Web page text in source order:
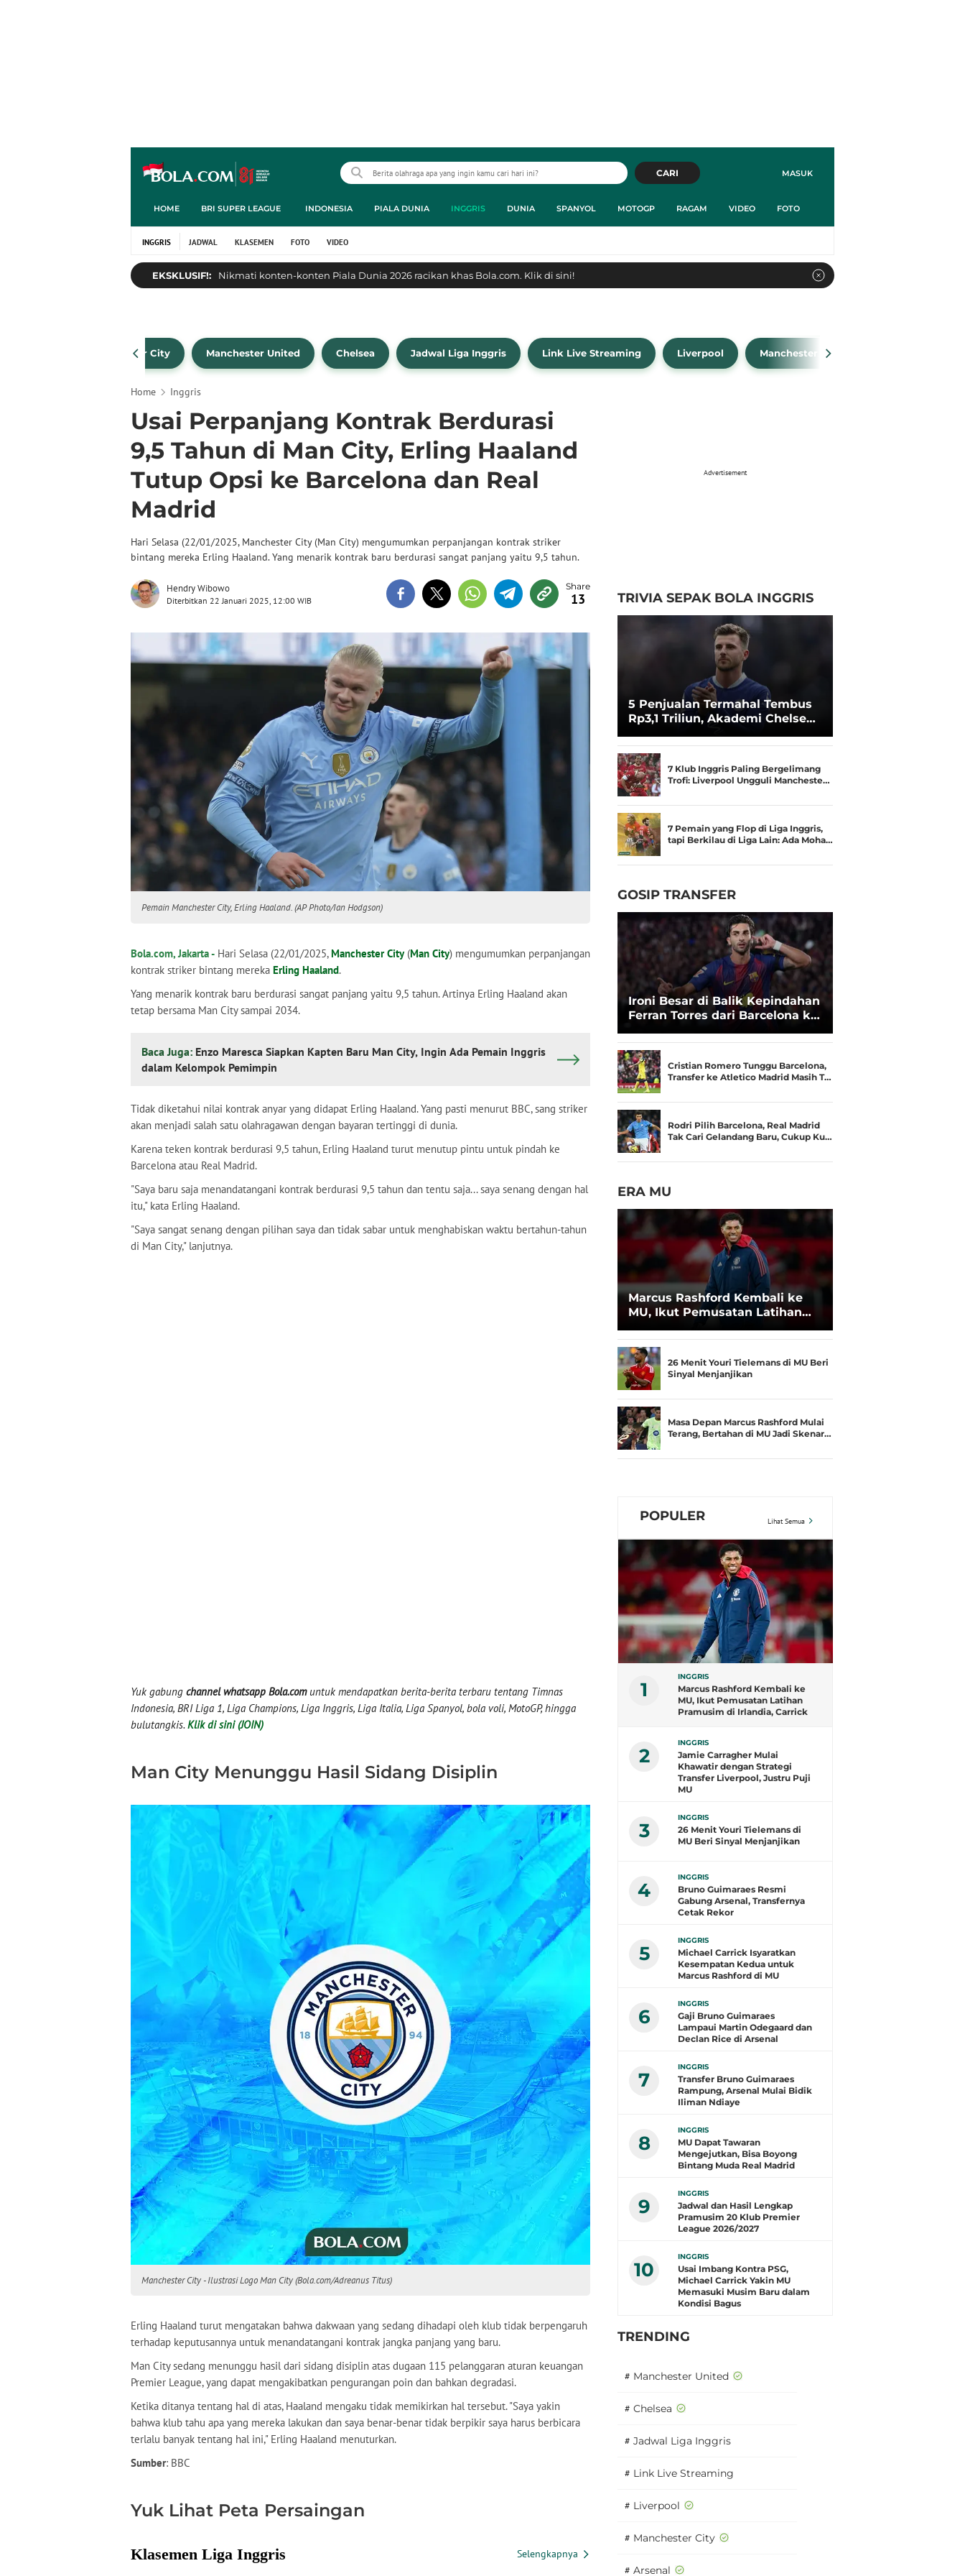
MASUK
CARI
HOME BRI SUPER LEAGUE INDONESIA PIALA DUNIA INGGRIS DUNIA SPANYOL MOTOGP RAGAM VIDEO FOTO
INGGRIS JADWAL KLASEMEN FOTO VIDEO
EKSKLUSIF!: Nikmati konten-konten Piala Dunia 2026 racikan khas Bola.com. Klik di sini!
Manchester City Manchester United Chelsea Jadwal Liga Inggris Link Live Streaming Liverpool Manchester City
Home Inggris
Usai Perpanjang Kontrak Berdurasi
9,5 Tahun di Man City, Erling Haaland
Tutup Opsi ke Barcelona dan Real
Madrid
Hari Selasa (22/01/2025, Manchester City (Man City) mengumumkan perpanjangan kontrak striker
bintang mereka Erling Haaland. Yang menarik kontrak baru berdurasi sangat panjang yaitu 9,5 tahun.
Hendry Wibowo
Diterbitkan 22 Januari 2025, 12:00 WIB 13
Pemain Manchester City, Erling Haaland. (AP Photo/Ian Hodgson)
Bola.com, Jakarta - Hari Selasa (22/01/2025,Manchester City(Man City) mengumumkan perpanjangan
kontrak striker bintang mereka Erling Haaland.
Yang menarik kontrak baru berdurasi sangat panjang yaitu 9,5 tahun. Artinya Erling Haaland akan
tetap bersama Man City sampai 2034.
Baca Juga: Enzo Maresca Siapkan Kapten Baru Man City, Ingin Ada Pemain Inggris
dalam Kelompok Pemimpin
Tidak diketahui nilai kontrak anyar yang didapat Erling Haaland. Yang pasti menurut BBC, sang striker
akan menjadi salah satu olahragawan dengan bayaran tertinggi di dunia.
Karena teken kontrak berdurasi 9,5 tahun, Erling Haaland turut menutup pintu untuk pindah ke
Barcelona atau Real Madrid.
"Saya baru saja menandatangani kontrak berdurasi 9,5 tahun dan tentu saja... saya senang dengan hal
itu," kata Erling Haaland.
"Saya sangat senang dengan pilihan saya dan tidak sabar untuk menghabiskan waktu bertahun-tahun
di Man City," lanjutnya.
Yuk gabung channel whatsapp Bola.comuntuk mendapatkan berita-berita terbaru tentang Timnas
Indonesia, BRI Liga 1, Liga Champions, Liga Inggris, Liga Italia, Liga Spanyol, bola voli, MotoGP, hingga
bulutangkis. Klik di sini (JOIN)
Man City Menunggu Hasil Sidang Disiplin
Manchester City - Ilustrasi Logo Man City (Bola.com/Adreanus Titus)
Erling Haaland turut mengatakan bahwa dakwaan yang sedang dihadapi oleh klub tidak berpengaruh
terhadap keputusannya untuk menandatangani kontrak jangka panjang yang baru.
Man City sedang menunggu hasil dari sidang disiplin atas dugaan 115 pelanggaran aturan keuangan
Premier League, yang dapat mengakibatkan pengurangan poin dan bahkan degradasi.
Ketika ditanya tentang hal di atas, Haaland mengaku tidak memikirkan hal tersebut. "Saya yakin
bahwa klub tahu apa yang mereka lakukan dan saya benar-benar tidak berpikir saya harus berbicara
terlalu banyak tentang hal ini," Erling Haaland menuturkan.
Sumber: BBC
Yuk Lihat Peta Persaingan
Advertisement
TRIVIA SEPAK BOLA INGGRIS
5 Penjualan Termahal Tembus
Rp3,1 Triliun, Akademi Chelsea
7 Klub Inggris Paling Bergelimang
Trofi: Liverpool Ungguli Mancheste…
7 Pemain yang Flop di Liga Inggris,
tapi Berkilau di Liga Lain: Ada Moha…
GOSIP TRANSFER
Ironi Besar di Balik Kepindahan
Ferran Torres dari Barcelona ke
Cristian Romero Tunggu Barcelona,
Transfer ke Atletico Madrid Masih T…
Rodri Pilih Barcelona, Real Madrid
Tak Cari Gelandang Baru, Cukup Ku…
ERA MU
Marcus Rashford Kembali ke
MU, Ikut Pemusatan Latihan
Antusias Menyambut
26 Menit Youri Tielemans di MU Beri
Sinyal Menjanjikan
Masa Depan Marcus Rashford Mulai
Terang, Bertahan di MU Jadi Skenar…
POPULER Lihat Semua
1
INGGRIS
Marcus Rashford Kembali ke
MU, Ikut Pemusatan Latihan
Pramusim di Irlandia, Carrick
2
INGGRIS
Jamie Carragher Mulai
Khawatir dengan Strategi
Transfer Liverpool, Justru Puji
MU
3
INGGRIS
26 Menit Youri Tielemans di
MU Beri Sinyal Menjanjikan
4
INGGRIS
Bruno Guimaraes Resmi
Gabung Arsenal, Transfernya
Cetak Rekor
5
INGGRIS
Michael Carrick Isyaratkan
Kesempatan Kedua untuk
Marcus Rashford di MU
6
INGGRIS
Gaji Bruno Guimaraes
Lampaui Martin Odegaard dan
Declan Rice di Arsenal
7
INGGRIS
Transfer Bruno Guimaraes
Rampung, Arsenal Mulai Bidik
Iliman Ndiaye
8
INGGRIS
MU Dapat Tawaran
Mengejutkan, Bisa Boyong
Bintang Muda Real Madrid
9
INGGRIS
Jadwal dan Hasil Lengkap
Pramusim 20 Klub Premier
League 2026/2027
10
INGGRIS
Usai Imbang Kontra PSG,
Michael Carrick Yakin MU
Memasuki Musim Baru dalam
Kondisi Bagus
TRENDING
# Manchester United
# Chelsea
# Jadwal Liga Inggris
# Link Live Streaming
# Liverpool
# Manchester City
# Arsenal